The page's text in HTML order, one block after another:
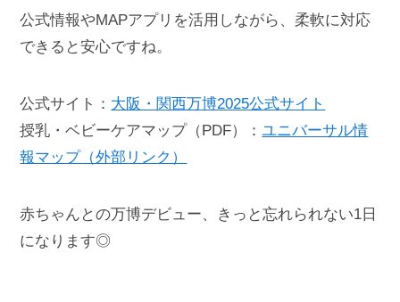
公式情報やMAPアプリを活用しながら、柔軟に対応
できると安心ですね。
公式サイト： 大阪・関西万博2025公式サイト
授乳・ベビーケアマップ（PDF）：ユニバーサル情
報マップ（外部リンク）
赤ちゃんとの万博デビュー、きっと忘れられない1日
になります◎